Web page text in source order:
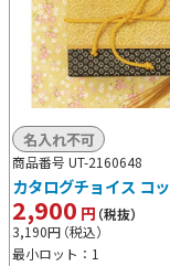
商品番号 UT-2160648
カタログチョイス コ
2,900 円（税抜）
3,190円（税込）
最小ロット：1
名入れ不可